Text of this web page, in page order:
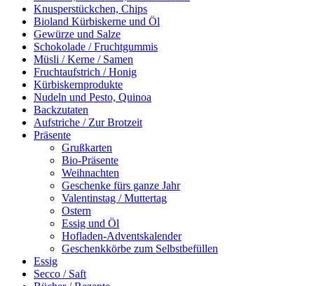
Knusperstückchen, Chips
Bioland Kürbiskerne und Öl
Gewürze und Salze
Schokolade / Fruchtgummis
Müsli / Kerne / Samen
Fruchtaufstrich / Honig
Kürbiskernprodukte
Nudeln und Pesto, Quinoa
Backzutaten
Aufstriche / Zur Brotzeit
Präsente
Grußkarten
Bio-Präsente
Weihnachten
Geschenke fürs ganze Jahr
Valentinstag / Muttertag
Ostern
Essig und Öl
Hofladen-Adventskalender
Geschenkkörbe zum Selbstbefüllen
Essig
Secco / Saft